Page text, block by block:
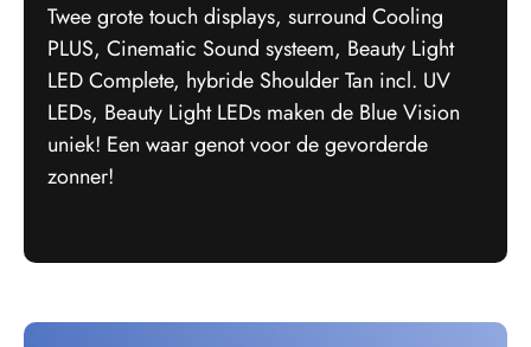
Twee grote touch displays, surround Cooling
PLUS, Cinematic Sound systeem, Beauty Light
LED Complete, hybride Shoulder Tan incl. UV
LEDs, Beauty Light LEDs maken de Blue Vision
uniek! Een waar genot voor de gevorderde
zonner!